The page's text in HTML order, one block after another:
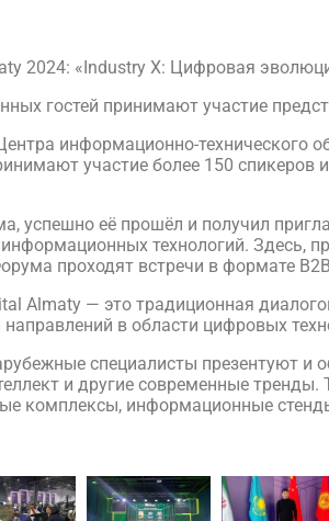
2024: «Industry X: Цифровая
гостей принимают участие
информационно-технического
участие более 150 спикеров
успешно её прошёл и получил
технологий. Здесь,
проходят встречи в формате
Almaty — это традиционная
в области цифровых
специалисты презентуют
и другие современные
комплексы, информационные